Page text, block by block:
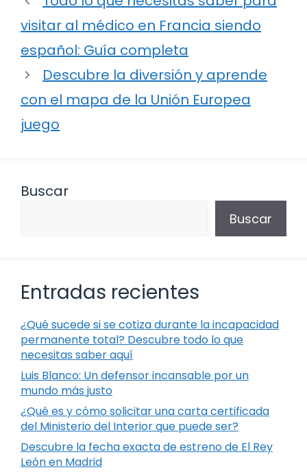
visitar al médico en Francia siendo
español: Guía completa
Descubre la diversión y aprende
con el mapa de la Unión Europea
juego
Buscar
Buscar
Entradas recientes
¿Qué sucede si se cotiza durante la incapacidad
permanente total? Descubre todo lo que
necesitas saber aquí
Luis Blanco: Un defensor incansable por un
mundo más justo
¿Qué es y cómo solicitar una carta certificada
del Ministerio del Interior que puede ser?
Descubre la fecha exacta de estreno de El Rey
León en Madrid